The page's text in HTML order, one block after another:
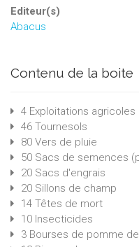
Editeur(s)
Abacus
Contenu de la boite
4 Exploitations agricoles
46 Tournesols
80 Vers de pluie
50 Sacs de semences
20 Sacs d'engrais
20 Sillons de champ
14 Têtes de mort
10 Insecticides
3 Bourses de pomme